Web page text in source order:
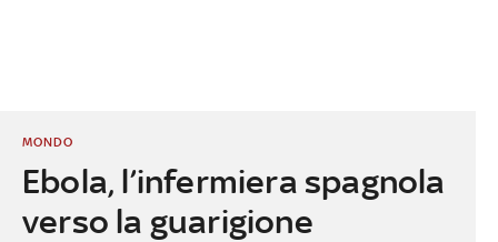
Ebola, l’infermiera spagnola
verso la guarigione
MONDO